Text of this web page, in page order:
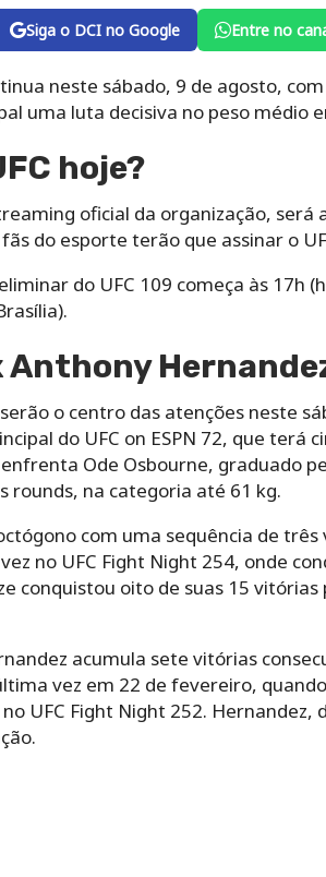
Siga o DCI no Google Entre no
neste sábado, 9 de agosto, com
uma luta decisiva no peso médio
hoje?
oficial da organização,
do esporte terão que assinar o
do UFC 109 começa às 17h
Anthony
o centro das atenções neste
do UFC on ESPN 72, que terá
Ode Osbourne, graduado
rounds, na categoria até 61 kg.
com uma sequência de
no UFC Fight Night 254, onde
conquistou oito de suas 15
acumula sete vitórias
vez em 22 de fevereiro,
UFC Fight Night 252. Hernandez,